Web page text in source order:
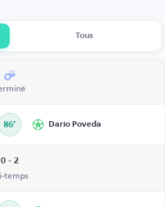
Tous
86’ Darío Poveda
0 - 2
temps